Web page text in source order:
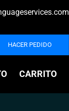
HACER PEDIDO
CARRITO